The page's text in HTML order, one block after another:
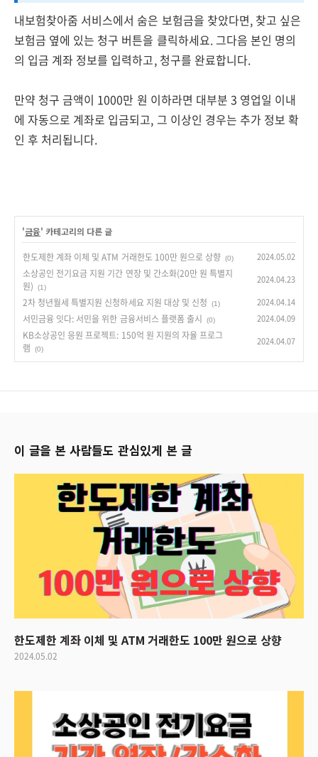
내보험찾아줌 서비스에서 숨은 보험금을 찾았다면, 찾고 싶은
보험금 옆에 있는 청구 버튼을 클릭하세요. 그다음 본인 명의
의 입금 계좌 정보를 입력하고, 청구를 완료합니다.
만약 청구 금액이 1000만 원 이하라면 대부분 3 영업일 이내
에 자동으로 계좌로 입금되고, 그 이상인 경우는 추가 정보 확
인 후 처리됩니다.
'금융' 카테고리의 다른 글
한도제한 계좌 이체 및 ATM 거래한도 100만 원으로 상향 (0) 2024.05.02
소상공인 전기요금 지원 기간 연장 및 간소화(20만 원 특별지
원)
(1)
2024.04.23
2차 청년월세 특별지원 신청하세요 지원 대상 및 신청 (1) 2024.04.14
서민금융 잇다: 서민을 위한 금융서비스 플랫폼 출시 (0) 2024.04.09
KB소상공인 응원 프로젝트: 150억 원 지원의 자율 프로그
램
(0)
2024.04.07
이 글을 본 사람들도 관심있게 본 글
한도제한 계좌 이체 및 ATM 거래한도 100만 원으로 상향
2024.05.02